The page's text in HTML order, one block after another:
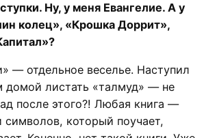
Ну, у меня Евангелие. А у
колец», «Крошка Доррит»,
— отдельное веселье. Наступил
домой листать «талмуд» — не
после этого?! Любая книга —
который поучает,